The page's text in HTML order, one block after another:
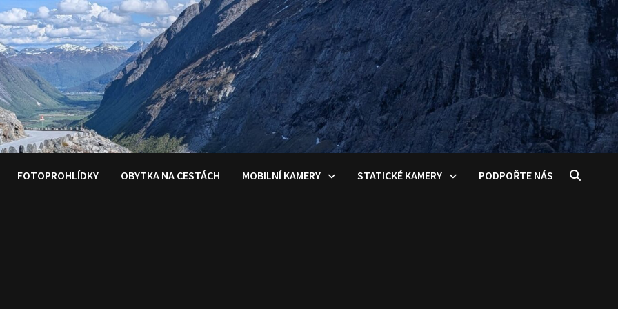
FOTOPROHLÍDKY OBYTKA NA CESTÁCH MOBILNÍ KAMERY STATICKÉ KAMERY PODPOŘTE NÁS